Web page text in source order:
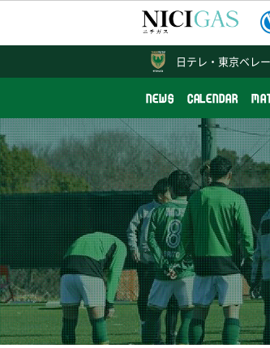
NEWS CALENDAR
日テレ・ 東京ベレ